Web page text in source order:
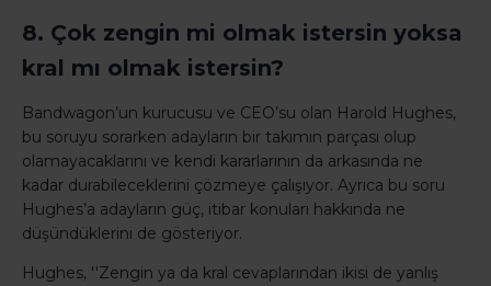
8. Çok zengin mi olmak istersin yoksa
kral mı olmak istersin?
Bandwagon’un kurucusu ve CEO’su olan Harold Hughes,
bu soruyu sorarken adayların bir takımın parçası olup
olamayacaklarını ve kendi kararlarının da arkasında ne
kadar durabileceklerini çözmeye çalışıyor. Ayrıca bu soru
Hughes’a adayların güç, itibar konuları hakkında ne
düşündüklerini de gösteriyor.
Hughes, ''Zengin ya da kral cevaplarından ikisi de yanlış